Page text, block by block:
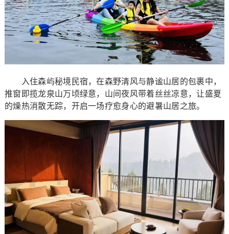
入住森屿秘境民宿，在森野清风与静谧山居的包裹中，
推窗即揽龙泉山万顷绿意，山间夜风带着丝丝凉意，让盛夏
的燥热消散无踪，开启一场疗愈身心的避暑山居之旅。